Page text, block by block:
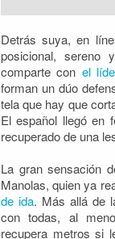
Detrás suya, en
posicional,
comparte con el
forman un dúo
tela que hay que
El español llegó en
recuperado de una
La gran sensación
Manolas, quien ya
de ida. Más allá de
con todas, al
recupera metros si